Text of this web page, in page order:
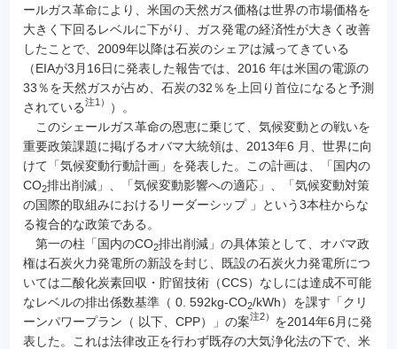
ールガス革命により、米国の天然ガス価格は世界の市場価格を
大きく下回るレベルに下がり、ガス発電の経済性が大きく改善
したことで、2009年以降は石炭のシェアは減ってきている
（EIAが3月16日に発表した報告では、2016 年は米国の電源の
33％を天然ガスが占め、石炭の32％を上回り首位になると予測
されている注1）
）。
このシェールガス革命の恩恵に乗じて、気候変動との戦いを
重要政策課題に掲げるオバマ大統領は、2013年6 月、世界に向
けて「気候変動行動計画」を発表した。この計画は、「国内の
CO2排出削減」、「気候変動影響への適応」、「気候変動対策
の国際的取組みにおけるリーダーシップ 」という3本柱からな
る複合的な政策である。
第一の柱「国内のCO2排出削減」の具体策として、オバマ政
権は石炭火力発電所の新設を封じ、既設の石炭火力発電所につ
いては二酸化炭素回収・貯留技術（CCS）なしには達成不可能
なレベルの排出係数基準（ 0. 592kg-CO2/kWh）を課す「クリ
ーンパワープラン（ 以下、CPP）」の案注2）
を2014年6月に発
表した。これは法律改正を行わず既存の大気浄化法の下で、米